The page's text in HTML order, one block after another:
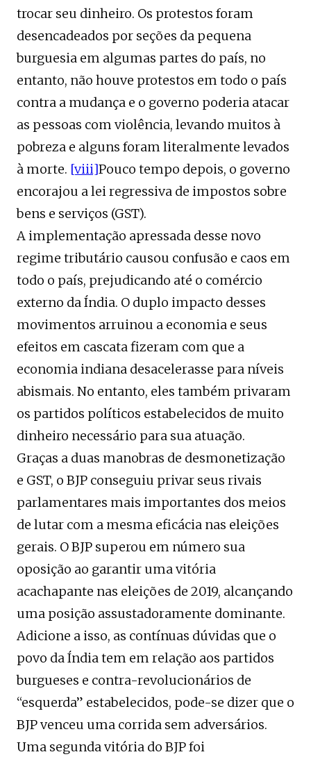
trocar seu dinheiro. Os protestos foram
desencadeados por seções da pequena
burguesia em algumas partes do país, no
entanto, não houve protestos em todo o país
contra a mudança e o governo poderia atacar
as pessoas com violência, levando muitos à
pobreza e alguns foram literalmente levados
à morte. [viii]Pouco tempo depois, o governo
encorajou a lei regressiva de impostos sobre
bens e serviços (GST).
A implementação apressada desse novo
regime tributário causou confusão e caos em
todo o país, prejudicando até o comércio
externo da Índia. O duplo impacto desses
movimentos arruinou a economia e seus
efeitos em cascata fizeram com que a
economia indiana desacelerasse para níveis
abismais. No entanto, eles também privaram
os partidos políticos estabelecidos de muito
dinheiro necessário para sua atuação.
Graças a duas manobras de desmonetização
e GST, o BJP conseguiu privar seus rivais
parlamentares mais importantes dos meios
de lutar com a mesma eficácia nas eleições
gerais. O BJP superou em número sua
oposição ao garantir uma vitória
acachapante nas eleições de 2019, alcançando
uma posição assustadoramente dominante.
Adicione a isso, as contínuas dúvidas que o
povo da Índia tem em relação aos partidos
burgueses e contra-revolucionários de
“esquerda” estabelecidos, pode-se dizer que o
BJP venceu uma corrida sem adversários.
Uma segunda vitória do BJP foi